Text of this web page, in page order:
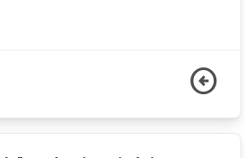
arrow_circle_left